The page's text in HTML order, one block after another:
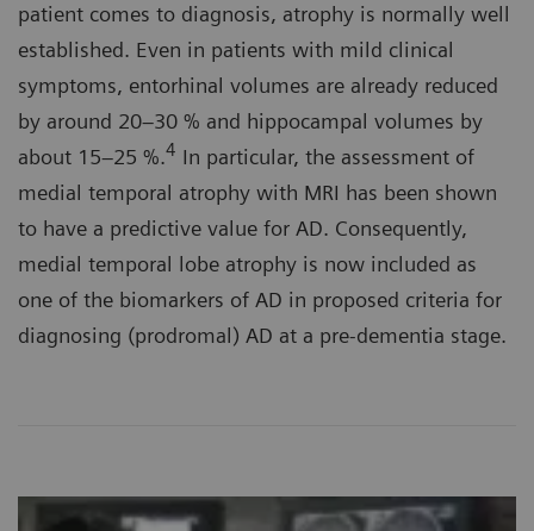
patient comes to diagnosis, atrophy is normally well
established. Even in patients with mild clinical
symptoms, entorhinal volumes are already reduced
by around 20–30 % and hippocampal volumes by
about 15–25 %.4 In particular, the assessment of
medial temporal atrophy with MRI has been shown
to have a predictive value for AD. Consequently,
medial temporal lobe atrophy is now included as
one of the biomarkers of AD in proposed criteria for
diagnosing (prodromal) AD at a pre-dementia stage.